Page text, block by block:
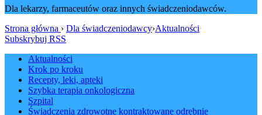
Dla lekarzy, farmaceutów oraz innych świadczeniodawców.
Strona główna › Dla świadczeniodawcy›Aktualności
Subskrybuj RSS
Aktualności
Krok po kroku
Recepty, leki, apteki
Szybka terapia onkologiczna
Szpital
Świadczenia zdrowotne kontraktowane odrębnie